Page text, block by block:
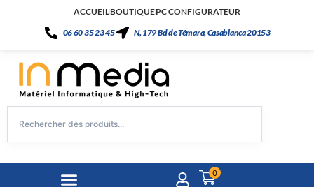
ACCUEILBOUTIQUEPC CONFIGURATEUR
06 60 35 23 45
N, 179 Bd de Témara, Casablanca 20153
0